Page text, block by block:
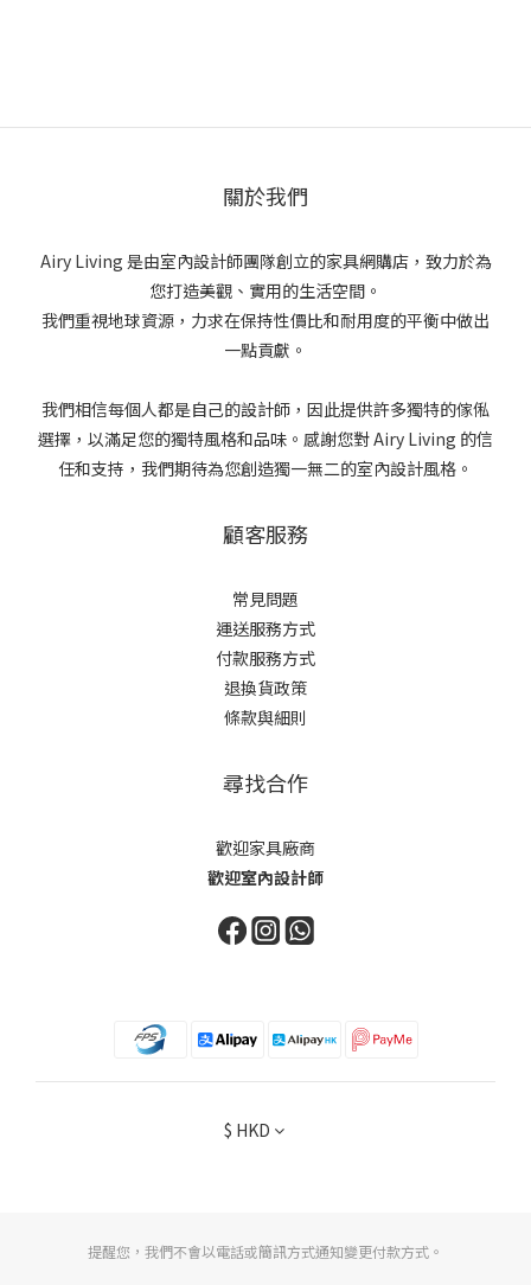
關於我們
Airy Living 是由室內設計師團隊創立的家具網購店，致力於為
您打造美觀、實用的生活空間。
我們重視地球資源，力求在保持性價比和耐用度的平衡中做出
一點貢獻。
我們相信每個人都是自己的設計師，因此提供許多獨特的傢俬
選擇，以滿足您的獨特風格和品味。感謝您對 Airy Living 的信
任和支持，我們期待為您創造獨一無二的室內設計風格。
顧客服務
常見問題
運送服務方式
付款服務方式
退換貨政策
條款與細則
尋找合作
歡迎家具廠商
歡迎室內設計師
$ HKD
提醒您，我們不會以電話或簡訊方式通知變更付款方式。